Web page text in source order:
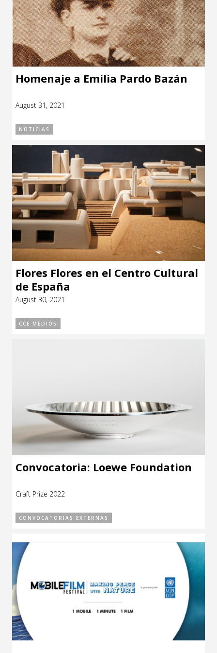
Homenaje a Emilia Pardo Bazán
August 31, 2021
NOTICIAS
Flores Flores en el Centro Cultural
de España
August 30, 2021
CCE MEDIOS
Convocatoria: Loewe Foundation
Craft Prize 2022
CONVOCATORIAS EXTERNAS